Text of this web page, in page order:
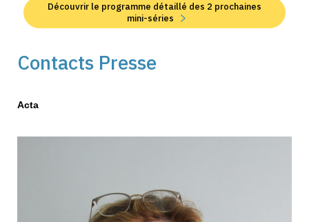
Découvrir le programme détaillé des 2 prochaines
mini-séries
Contacts Presse
Acta